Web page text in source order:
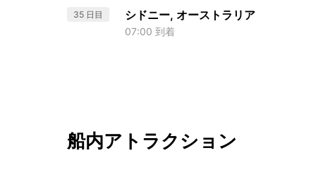
35 日目 シドニー, オーストラリア
07:00 到着
船内アトラクション